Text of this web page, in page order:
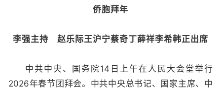
侨胞拜年
李强主持 赵乐际王沪宁蔡奇丁薛祥李希韩正出席
中共中央、国务院14日上午在人民大会堂举行
2026年春节团拜会。中共中央总书记、国家主席、中